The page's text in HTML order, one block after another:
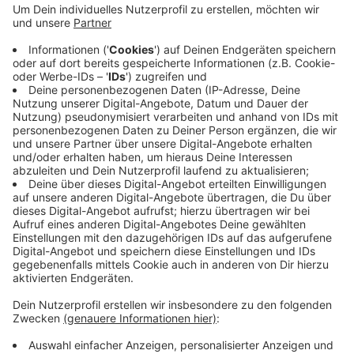
Die Vorbereitungen sind abgeschlossen, eine
Fachfirma für Skateparkbau hat übernommen. Erste
Betonelemente sind fertiggestellt, weitere Flächen
werden angelegt. Im Frühherbst(September)soll der
neue Skatepark fertig gebaut sein. Die Stadt stimmt
sich wegen der Eröffnung gerade mit dem Jugendhaus
Stellwerk ab und mit den Kindern und Jugendlichen,
die sich an der Planung intensiv beteiligt haben.
Anzeige